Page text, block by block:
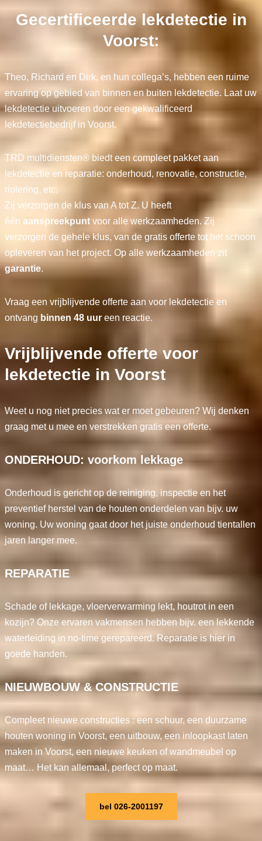
Gecertificeerde lekdetectie in
Voorst:
Theo, Richard en Dirk, en hun collega’s, hebben een ruime
ervaring op gebied van binnen en buiten lekdetectie. Laat uw
lekdetectie uitvoeren door een gekwalificeerd
lekdetectiebedrijf in Voorst.
TRD multidiensten® biedt een compleet pakket aan
lekdetectie en reparatie: onderhoud, renovatie, constructie,
riolering, etc.
Zij verzorgen de klus van A tot Z. U heeft
één aanspreekpuntvoor alle werkzaamheden. Zij
verzorgen de gehele klus, van de gratis offerte tot het schoon
opleveren van het project. Op alle werkzaamheden zit
garantie.
Vraag een vrijblijvende offerte aan voor lekdetectie en
ontvang binnen 48 uureen reactie.
Vrijblijvende offerte voor
lekdetectie in Voorst
Weet u nog niet precies wat er moet gebeuren? Wij denken
graag met u mee en verstrekken gratis een offerte.
ONDERHOUD: voorkom lekkage
Onderhoud is gericht op de reiniging, inspectie en het
preventief herstel van de houten onderdelen van bijv. uw
woning. Uw woning gaat door het juiste onderhoud tientallen
jaren langer mee.
REPARATIE
Schade of lekkage, vloerverwarming lekt, houtrot in een
kozijn? Onze ervaren vakmensen hebben bijv. een lekkende
waterleiding in no-time gerepareerd. Reparatie is hier in
goede handen.
NIEUWBOUW & CONSTRUCTIE
Compleet nieuwe constructies : een schuur, een duurzame
houten woning in Voorst, een uitbouw, een inloopkast laten
maken in Voorst, een nieuwe keuken of wandmeubel op
maat… Het kan allemaal, perfect op maat.
bel 026-2001197